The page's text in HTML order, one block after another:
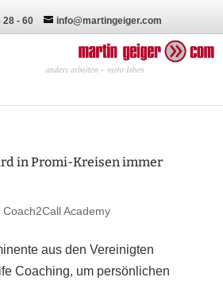
28 - 60 info@martingeiger.com
in Promi-Kreisen immer
Coach2Call Academy
aus den Vereinigten
Coaching, um persönlichen